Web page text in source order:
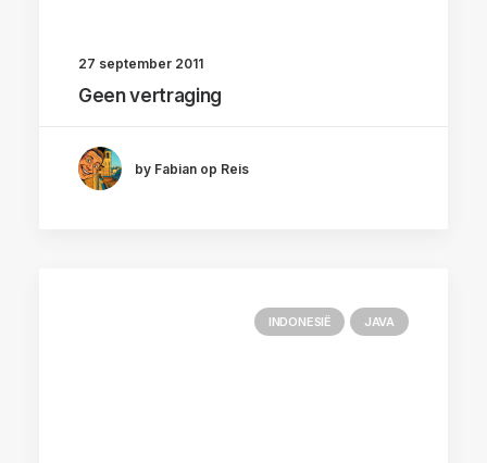
27 september 2011
Geen vertraging
by Fabian op Reis
INDONESIË JAVA